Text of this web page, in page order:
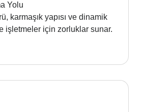
Yolu
karmaşık yapısı ve dinamik
işletmeler için zorluklar sunar.